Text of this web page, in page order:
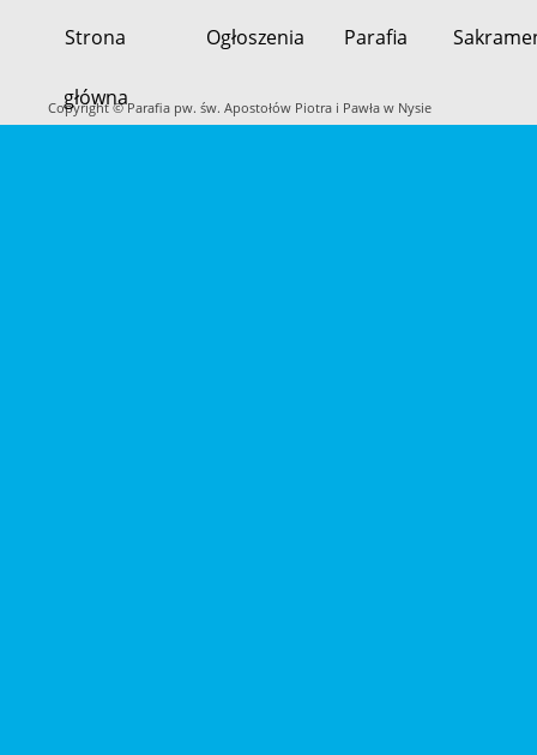
PrzeskoczStrona
główna
Ogłoszenia Parafia
Copyright © Parafia pw. św. Apostołów Piotra i Pawła w Nysie